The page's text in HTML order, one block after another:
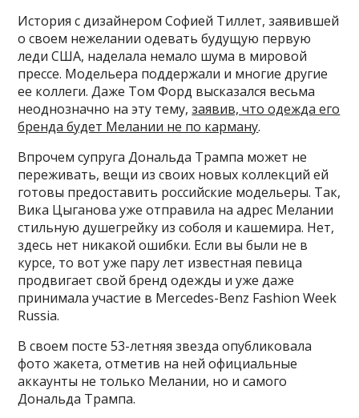
История с дизайнером Софией Тиллет, заявившей
о своем нежелании одевать будущую первую
леди США, наделала немало шума в мировой
прессе. Модельера поддержали и многие другие
ее коллеги. Даже Том Форд высказался весьма
неоднозначно на эту тему,заявив, что одежда его
бренда будет Мелании не по карману.
Впрочем супруга Дональда Трампа может не
переживать, вещи из своих новых коллекций ей
готовы предоставить российские модельеры. Так,
Вика Цыганова уже отправила на адрес Мелании
стильную душегрейку из соболя и кашемира. Нет,
здесь нет никакой ошибки. Если вы были не в
курсе, то вот уже пару лет известная певица
продвигает свой бренд одежды и уже даже
принимала участие в Mercedes-Benz Fashion Week
Russia.
В своем посте 53-летняя звезда опубликовала
фото жакета, отметив на ней официальные
аккаунты не только Мелании, но и самого
Дональда Трампа.